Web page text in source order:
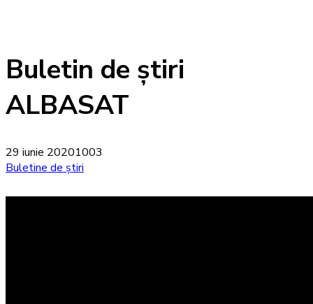
Buletin de ştiri
ALBASAT
29 iunie 20201003
Buletine de știri